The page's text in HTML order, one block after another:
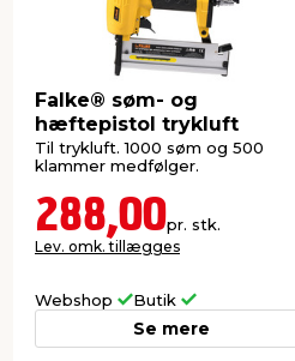
Falke® søm- og
hæftepistol trykluft
Til trykluft. 1000 søm og 500
klammer medfølger.
288,00pr. stk.
Lev. omk. tillægges
Webshop Butik
Se mere